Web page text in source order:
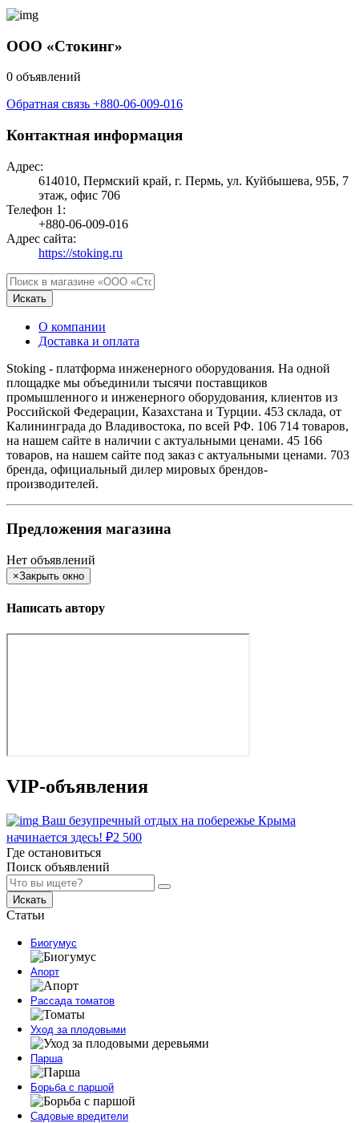
ООО «Стокинг»
0 объявлений
Обратная связь +880-06-009-016
Контактная информация
Адрес:
614010, Пермский край, г. Пермь, ул. Куйбышева, 95Б, 7
этаж, офис 706
Телефон 1:
+880-06-009-016
Адрес сайта:
https://stoking.ru
Искать
О компании
Доставка и оплата
Stoking - платформа инженерного оборудования. На одной
площадке мы объединили тысячи поставщиков
промышленного и инженерного оборудования, клиентов из
Российской Федерации, Казахстана и Турции. 453 склада, от
Калининграда до Владивостока, по всей РФ. 106 714 товаров,
на нашем сайте в наличии с актуальными ценами. 45 166
товаров, на нашем сайте под заказ с актуальными ценами. 703
бренда, официальный дилер мировых брендов-
производителей.
Предложения магазина
Нет объявлений
×Закрыть окно
Написать автору
VIP-объявления
Ваш безупречный отдых на побережье Крыма
начинается здесь! ₽2 500
Где остановиться
Поиск объявлений
Искать
Статьи
Биогумус
Апорт
Рассада томатов
Уход за плодовыми
Парша
Борьба с паршой
Садовые вредители